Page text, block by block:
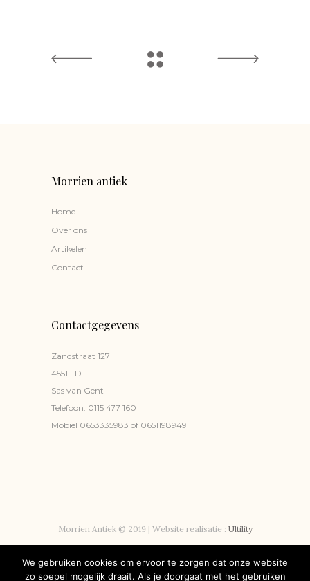
Morrien antiek
Home
Over ons
Artikelen
Contact
Contactgegevens
Zandstraat 127
4551 LD
Sas van Gent
Telefoon: 0115 477 160
Mobiel 0653335983 of 0651198949
Morrien Antiek © 2019 | Website realisatie : Ultility
Privacyverklaring
We gebruiken cookies om ervoor te zorgen dat onze website
zo soepel mogelijk draait. Als je doorgaat met het gebruiken